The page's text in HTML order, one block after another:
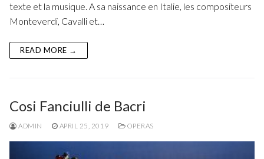
texte et la musique. A sa naissance en Italie, les compositeurs
Monteverdi, Cavalli et…
READ MORE →
Cosi Fanciulli de Bacri
ADMIN APRIL 25, 2019 OPERAS